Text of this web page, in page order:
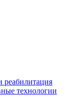
реабилитация
технологии